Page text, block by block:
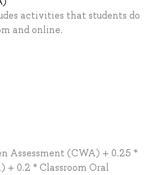
activities that students do
and online.
Assessment (CWA) + 0.25 *
0.2 * Classroom Oral